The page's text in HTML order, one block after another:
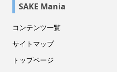
SAKE Mania
コンテンツ一覧
サイトマップ
トップページ